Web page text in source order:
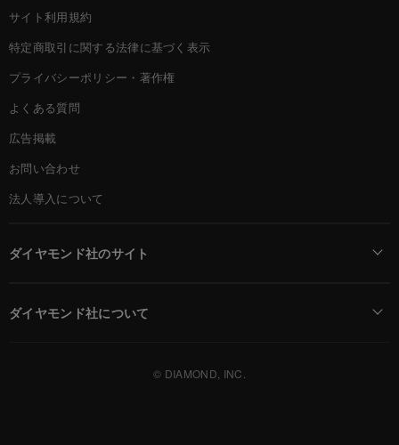
サイト利用規約
特定商取引に関する法律に基づく表示
プライバシーポリシー・著作権
よくある質問
広告掲載
お問い合わせ
法人導入について
ダイヤモンド社のサイト
ダイヤモンド社について
© DIAMOND, INC.